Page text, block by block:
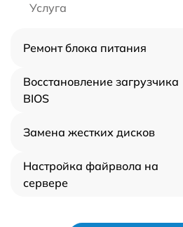
Услуга
Ремонт блока питания
Восстановление загрузчика
BIOS
Замена жестких дисков
Настройка файрвола на
сервере